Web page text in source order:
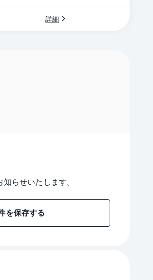
詳細
らせいたします。
を保存する